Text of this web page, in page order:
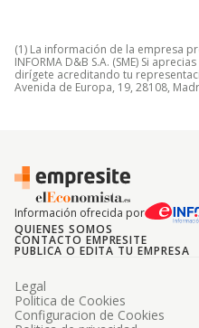
(1) La información de la empresa
INFORMA D&B S.A. (SME) Si
dirígete acreditando tu
Avenida de Europa, 19, 28108,
Información ofrecida por
QUIENES SOMOS
CONTACTO EMPRESITE
PUBLICA O EDITA TU EMPRESA
Legal
Politica de Cookies
Configuracion de Cookies